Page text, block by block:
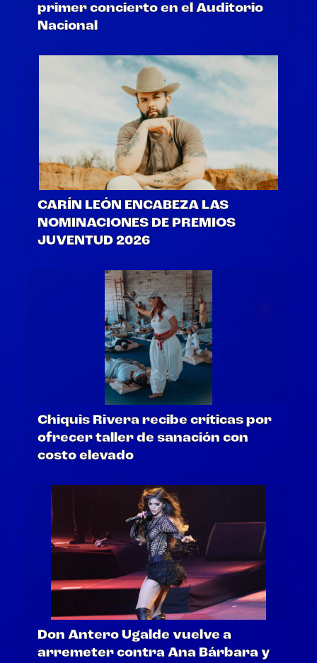
primer concierto en el Auditorio
Nacional
CARÍN LEÓN ENCABEZA LAS
NOMINACIONES DE PREMIOS
JUVENTUD 2026
Chiquis Rivera recibe críticas por
ofrecer taller de sanación con
costo elevado
Don Antero Ugalde vuelve a
arremeter contra Ana Bárbara y